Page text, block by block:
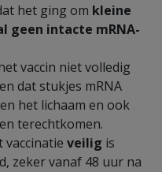
het ging om kleine
geen intacte mRNA-
vaccin niet volledig
dat stukjes mRNA
het lichaam en ook
terechtkomen.
vaccinatie veilig is
zeker vanaf 48 uur na